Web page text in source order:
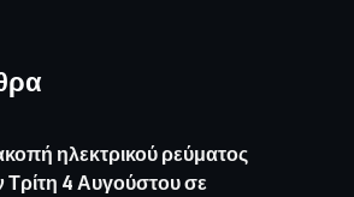
ηλεκτρικού ρεύματος
Τρίτη 4 Αυγούστου σε